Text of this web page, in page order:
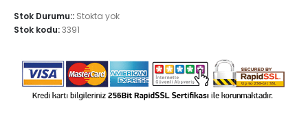
Stok Durumu:: Stokta yok
Stok kodu:3391